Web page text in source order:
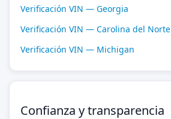
Verificación VIN — Georgia
Verificación VIN — Carolina del Norte
Verificación VIN — Michigan
Confianza y transparencia